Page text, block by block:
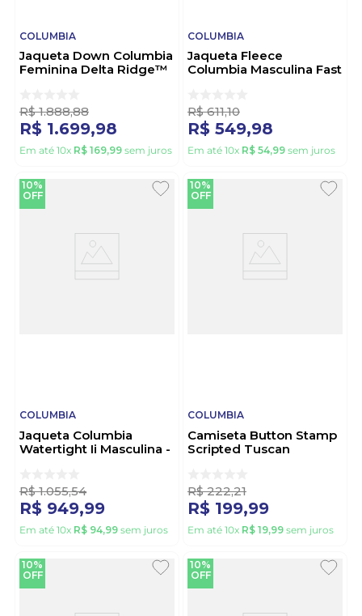
COLUMBIA
Jaqueta Down Columbia
Feminina Delta Ridge™
R$ 1.888,88
R$ 1.699,98
Em até 10x R$ 169,99 sem juros
COLUMBIA
Jaqueta Fleece
Columbia Masculina Fast
R$ 611,10
R$ 549,98
Em até 10x R$ 54,99 sem juros
10%
OFF
COLUMBIA
Jaqueta Columbia
Watertight Ii Masculina -
R$ 1.055,54
R$ 949,99
Em até 10x R$ 94,99 sem juros
10%
OFF
COLUMBIA
Camiseta Button Stamp
Scripted Tuscan
R$ 222,21
R$ 199,99
Em até 10x R$ 19,99 sem juros
10%
OFF
10%
OFF